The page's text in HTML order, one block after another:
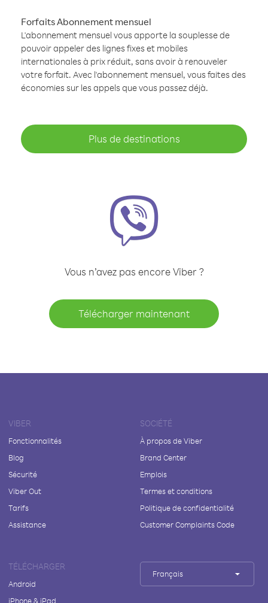
Forfaits Abonnement mensuel
L'abonnement mensuel vous apporte la souplesse de
pouvoir appeler des lignes fixes et mobiles
internationales à prix réduit, sans avoir à renouveler
votre forfait. Avec l'abonnement mensuel, vous faites des
économies sur les appels que vous passez déjà.
Plus de destinations
Vous n’avez pas encore Viber ?
Télécharger maintenant
VIBER
Fonctionnalités
Blog
Sécurité
Viber Out
Tarifs
Assistance
SOCIÉTÉ
À propos de Viber
Brand Center
Emplois
Termes et conditions
Politique de confidentialité
Customer Complaints Code
TÉLÉCHARGER
Android
iPhone & iPad
Français